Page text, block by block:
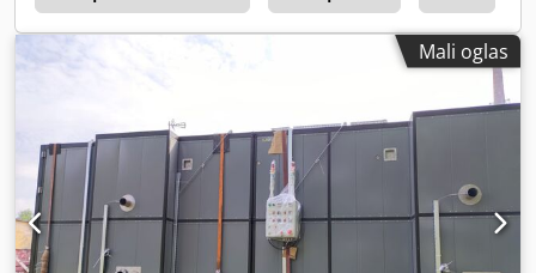
Mali oglas